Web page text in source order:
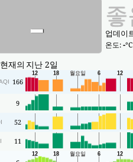
- 업데이
온도:-°C
현재의 지난 2일
166
9
52
11